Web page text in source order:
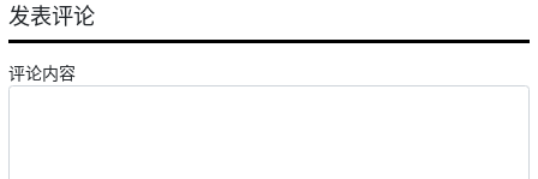
发表评论
评论内容